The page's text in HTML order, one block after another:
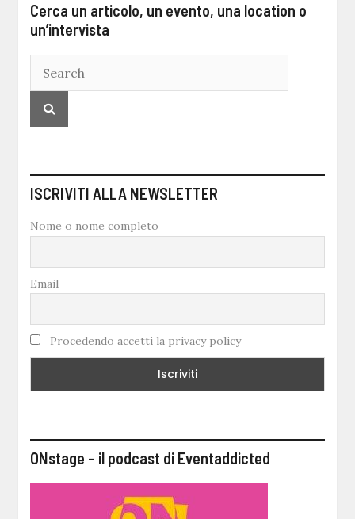
Cerca un articolo, un evento, una location o
un’intervista
ISCRIVITI ALLA NEWSLETTER
Nome o nome completo
Email
Procedendo accetti la privacy policy
ONstage – il podcast di Eventaddicted